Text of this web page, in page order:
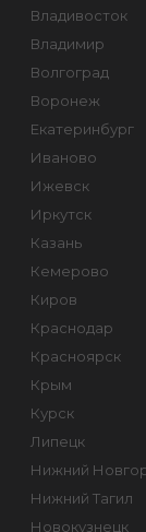
Владивосток
Владимир
Волгоград
Воронеж
Екатеринбург
Иваново
Ижевск
Иркутск
Казань
Кемерово
Киров
Краснодар
Красноярск
Крым
Курск
Липецк
Нижний
Нижний Тагил
Новокузнецк